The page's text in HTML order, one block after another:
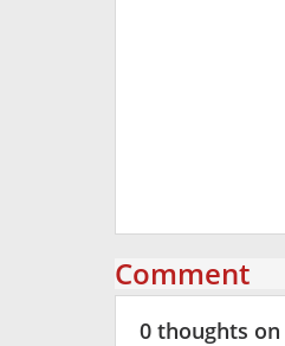
Comment
0 thoughts on